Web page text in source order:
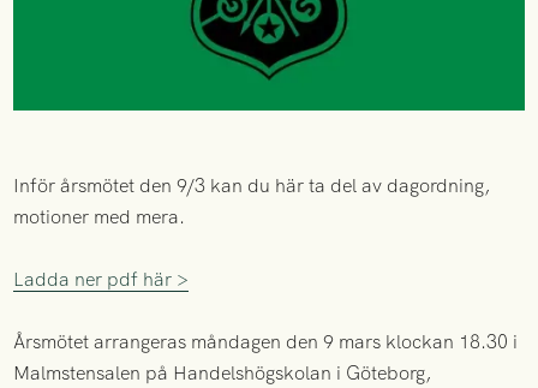
Inför årsmötet den 9/3 kan du här ta del av dagordning,
motioner med mera.
Ladda ner pdf här >
Årsmötet arrangeras måndagen den 9 mars klockan 18.30 i
Malmstensalen på Handelshögskolan i Göteborg,